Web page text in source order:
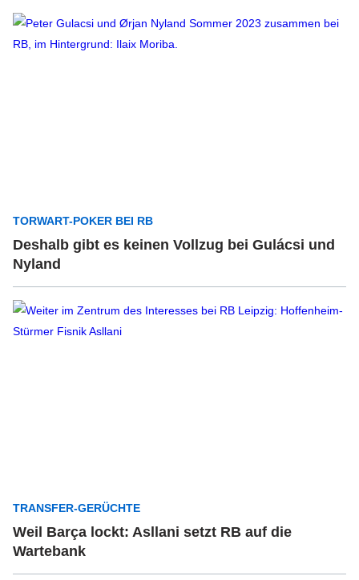
TORWART-POKER BEI RB
Deshalb gibt es keinen Vollzug bei Gulácsi und
Nyland
TRANSFER-GERÜCHTE
Weil Barça lockt: Asllani setzt RB auf die
Wartebank